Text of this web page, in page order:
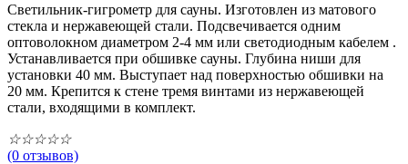
Светильник-гигрометр для сауны. Изготовлен из матового
стекла и нержавеющей стали. Подсвечивается одним
оптоволокном диаметром 2-4 мм или светодиодным кабелем .
Устанавливается при обшивке сауны. Глубина ниши для
установки 40 мм. Выступает над поверхностью обшивки на
20 мм. Крепится к стене тремя винтами из нержавеющей
стали, входящими в комплект.
☆☆☆☆☆
(0 отзывов)